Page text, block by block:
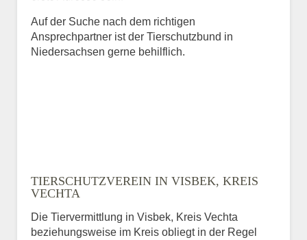
Auf der Suche nach dem richtigen
Ansprechpartner ist der Tierschutzbund in
Niedersachsen gerne behilflich.
TIERSCHUTZVEREIN IN VISBEK, KREIS
VECHTA
Die Tiervermittlung in Visbek, Kreis Vechta
beziehungsweise im Kreis obliegt in der Regel